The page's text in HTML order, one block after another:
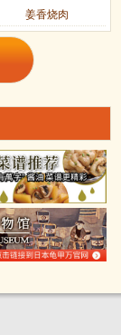
姜香烧肉